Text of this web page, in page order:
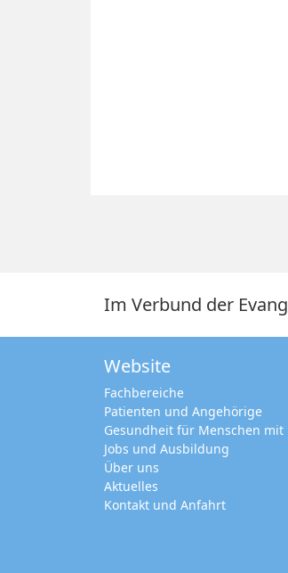
Im Verbund der
Website
Fachbereiche
Patienten und Angehörige
Gesundheit für Menschen
Jobs und Ausbildung
Über uns
Aktuelles
Kontakt und Anfahrt